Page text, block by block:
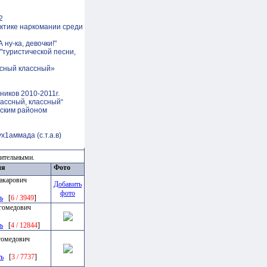
наркомании среди
ну-ка, девочки!"
песни,
классный»
2010-2011г.
классный“
районом
(с.т.а.в)
Фото
[6 / 3949]
Добавить
фото
[4 / 12844]
[3 / 7737]